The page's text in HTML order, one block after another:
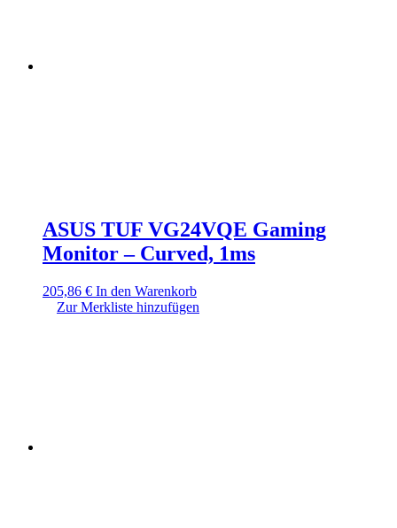
ASUS TUF VG24VQE Gaming
Monitor – Curved, 1ms
205,86 € In den Warenkorb
Zur Merkliste hinzufügen